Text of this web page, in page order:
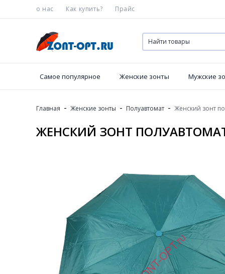
о нас Как купить? Прайс
Самое популярное Женские зонты Мужские
Главная - Женские зонты - Полуавтомат - Женский зонт
ЖЕНСКИЙ ЗОНТ ПОЛУАВТОМАТ